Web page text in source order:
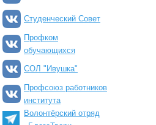
Студенческий Совет
Профком
обучающихся
СОЛ "Ивушка"
Профсоюз работников
института
Волонтёрский отряд